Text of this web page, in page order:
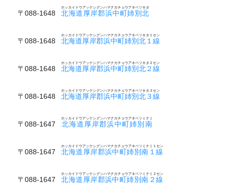
〒088-1648 北海道厚岸郡浜中町姉別北
ホッカイドウアッケシグンハマナカチョウアネベツキタ
〒088-1648 北海道厚岸郡浜中町姉別北１線
ホッカイドウアッケシグンハマナカチョウアネベツキタ１セン
〒088-1648 北海道厚岸郡浜中町姉別北２線
ホッカイドウアッケシグンハマナカチョウアネベツキタ２セン
〒088-1648 北海道厚岸郡浜中町姉別北３線
ホッカイドウアッケシグンハマナカチョウアネベツキタ３セン
〒088-1647 北海道厚岸郡浜中町姉別南
ホッカイドウアッケシグンハマナカチョウアネベツミナミ
〒088-1647 北海道厚岸郡浜中町姉別南１線
ホッカイドウアッケシグンハマナカチョウアネベツミナミ１セン
〒088-1647 北海道厚岸郡浜中町姉別南２線
ホッカイドウアッケシグンハマナカチョウアネベツミナミ２セン